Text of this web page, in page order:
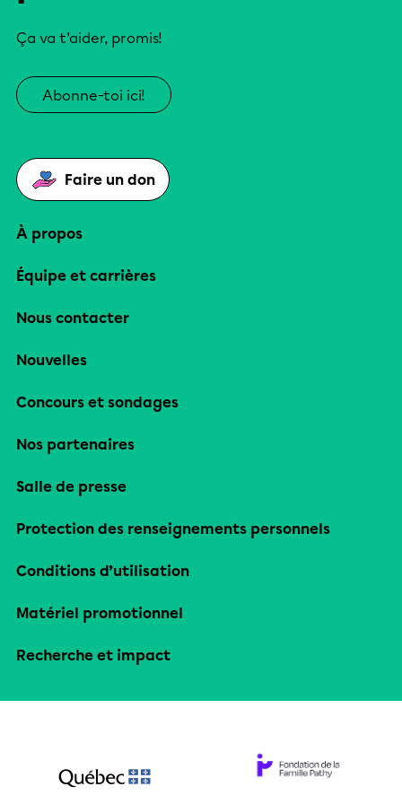
Ça va t’aider, promis!
Abonne-toi ici!
Faire un don
À propos
Équipe et carrières
Nous contacter
Nouvelles
Concours et sondages
Nos partenaires
Salle de presse
Protection des renseignements personnels
Conditions d’utilisation
Matériel promotionnel
Recherche et impact